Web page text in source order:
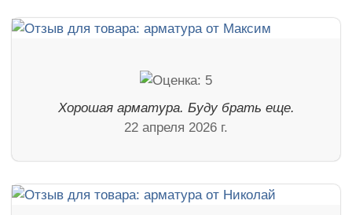
Хорошая арматура. Буду брать еще.
22 апреля 2026 г.